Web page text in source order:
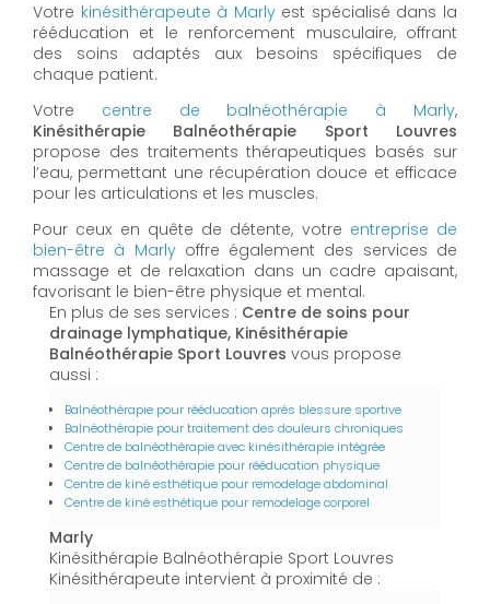
Votre kinésithérapeute à Marlyest spécialisé dans la
rééducation et le renforcement musculaire, offrant
des soins adaptés aux besoins spécifiques de
chaque patient.
Votre centre de balnéothérapie à Marly,
Kinésithérapie Balnéothérapie Sport Louvres
propose des traitements thérapeutiques basés sur
l’eau, permettant une récupération douce et efficace
pour les articulations et les muscles.
Pour ceux en quête de détente, votre entreprise de
bien-être à Marlyoffre également des services de
massage et de relaxation dans un cadre apaisant,
favorisant le bien-être physique et mental.
En plus de ses services : Centre de soins pour
drainage lymphatique, Kinésithérapie
Balnéothérapie Sport Louvres vous propose
aussi :
Balnéothérapie pour rééducation après blessure sportive
Balnéothérapie pour traitement des douleurs chroniques
Centre de balnéothérapie avec kinésithérapie intégrée
Centre de balnéothérapie pour rééducation physique
Centre de kiné esthétique pour remodelage abdominal
Centre de kiné esthétique pour remodelage corporel
Marly
Kinésithérapie Balnéothérapie Sport Louvres
Kinésithérapeute intervient à proximité de :